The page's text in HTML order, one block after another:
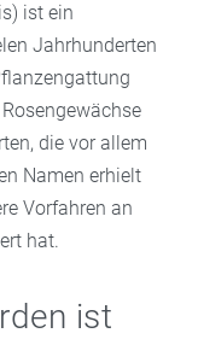
ist ein
Jahrhunderten
die vor allem
Namen erhielt
Vorfahren an
hat.
ist